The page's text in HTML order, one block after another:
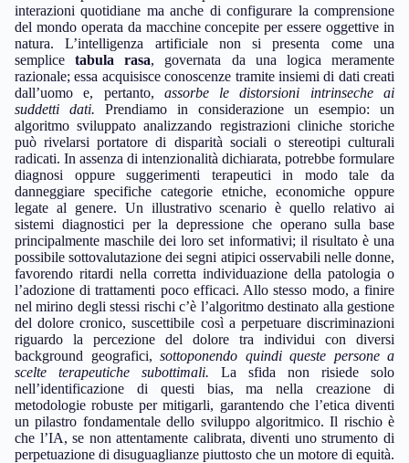
interazioni quotidiane ma anche di configurare la comprensione
del mondo operata da macchine concepite per essere oggettive in
natura. L’intelligenza artificiale non si presenta come una
semplicetabula rasa, governata da una logica meramente
razionale; essa acquisisce conoscenze tramite insiemi di dati creati
dall’uomo e, pertanto, assorbe le distorsioni intrinseche ai
suddetti dati. Prendiamo in considerazione un esempio: un
algoritmo sviluppato analizzando registrazioni cliniche storiche
può rivelarsi portatore di disparità sociali o stereotipi culturali
radicati. In assenza di intenzionalità dichiarata, potrebbe formulare
diagnosi oppure suggerimenti terapeutici in modo tale da
danneggiare specifiche categorie etniche, economiche oppure
legate al genere. Un illustrativo scenario è quello relativo ai
sistemi diagnostici per la depressione che operano sulla base
principalmente maschile dei loro set informativi; il risultato è una
possibile sottovalutazione dei segni atipici osservabili nelle donne,
favorendo ritardi nella corretta individuazione della patologia o
l’adozione di trattamenti poco efficaci. Allo stesso modo, a finire
nel mirino degli stessi rischi c’è l’algoritmo destinato alla gestione
del dolore cronico, suscettibile così a perpetuare discriminazioni
riguardo la percezione del dolore tra individui con diversi
background geografici, sottoponendo quindi queste persone a
scelte terapeutiche subottimali. La sfida non risiede solo
nell’identificazione di questi bias, ma nella creazione di
metodologie robuste per mitigarli, garantendo che l’etica diventi
un pilastro fondamentale dello sviluppo algoritmico. Il rischio è
che l’IA, se non attentamente calibrata, diventi uno strumento di
perpetuazione di disuguaglianze piuttosto che un motore di equità.